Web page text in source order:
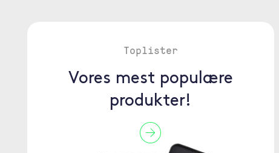
Toplister
Vores mest populære
produkter!